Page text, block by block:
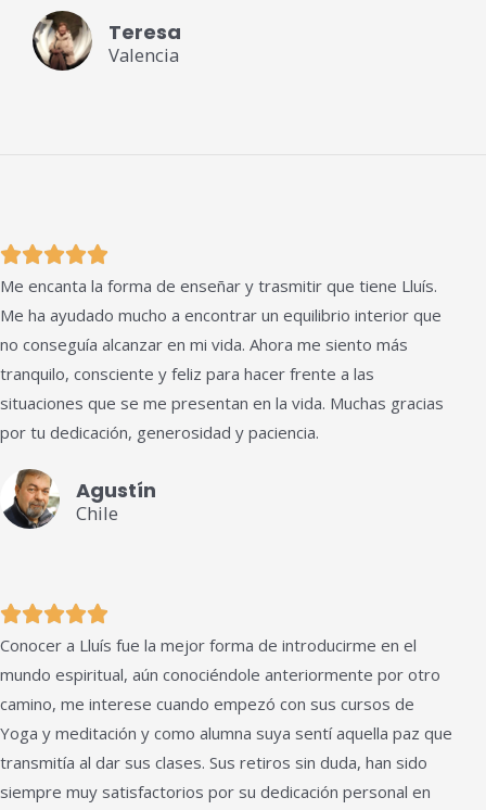
Teresa
Valencia

con
5
de
Me encanta la forma de enseñar y trasmitir que tiene Lluís.
Me ha ayudado mucho a encontrar un equilibrio interior que
no conseguía alcanzar en mi vida. Ahora me siento más
tranquilo, consciente y feliz para hacer frente a las
situaciones que se me presentan en la vida. Muchas gracias
por tu dedicación, generosidad y paciencia.
Agustín
Chile

con
5
de
Conocer a Lluís fue la mejor forma de introducirme en el
mundo espiritual, aún conociéndole anteriormente por otro
camino, me interese cuando empezó con sus cursos de
Yoga y meditación y como alumna suya sentí aquella paz que
transmitía al dar sus clases. Sus retiros sin duda, han sido
siempre muy satisfactorios por su dedicación personal en